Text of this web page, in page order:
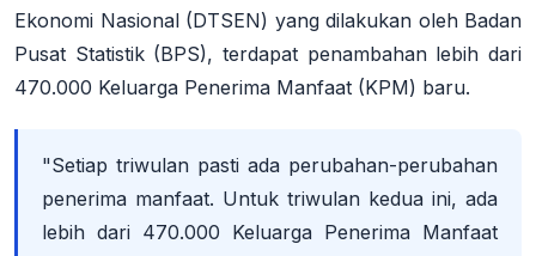
Ekonomi Nasional (DTSEN) yang dilakukan oleh Badan
Pusat Statistik (BPS), terdapat penambahan lebih dari
470.000 Keluarga Penerima Manfaat (KPM) baru.
"Setiap triwulan pasti ada perubahan-perubahan
penerima manfaat. Untuk triwulan kedua ini, ada
lebih dari 470.000 Keluarga Penerima Manfaat